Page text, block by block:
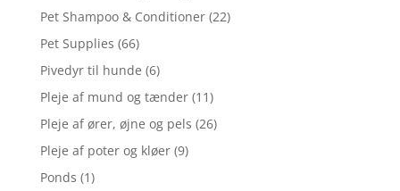
Pet Shampoo & Conditioner (22)
Pet Supplies (66)
Pivedyr til hunde (6)
Pleje af mund og tænder (11)
Pleje af ører, øjne og pels (26)
Pleje af poter og kløer (9)
Ponds (1)